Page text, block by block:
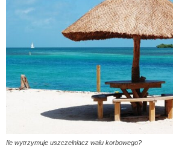
Ile wytrzymuje uszczelniacz wału korbowego?